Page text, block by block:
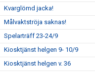
Kvarglömd jacka!
Målvaktströja saknas!
Spelarträff 23-24/9
Kiosktjänst helgen 9- 10/9
Kiosktjänst helgen v. 36